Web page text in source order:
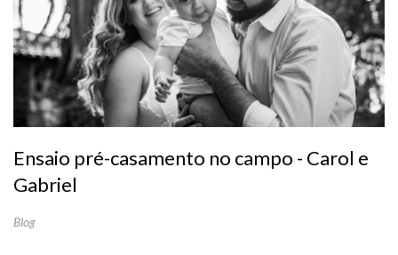
Ensaio pré-casamento no campo - Carol e
Gabriel
Blog